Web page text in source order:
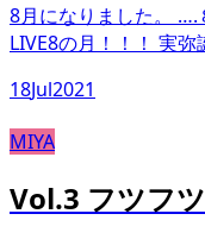
8月になりました。 ….
LIVE8の月！！！ 実弥
18Jul2021
MIYA
Vol.3 フツフツ